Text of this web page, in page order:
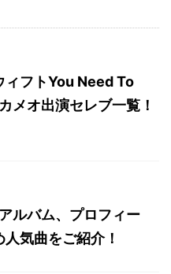
ィフトYou Need To
メオ出演セレブ一覧！
ルバム、プロフィー
気曲をご紹介！